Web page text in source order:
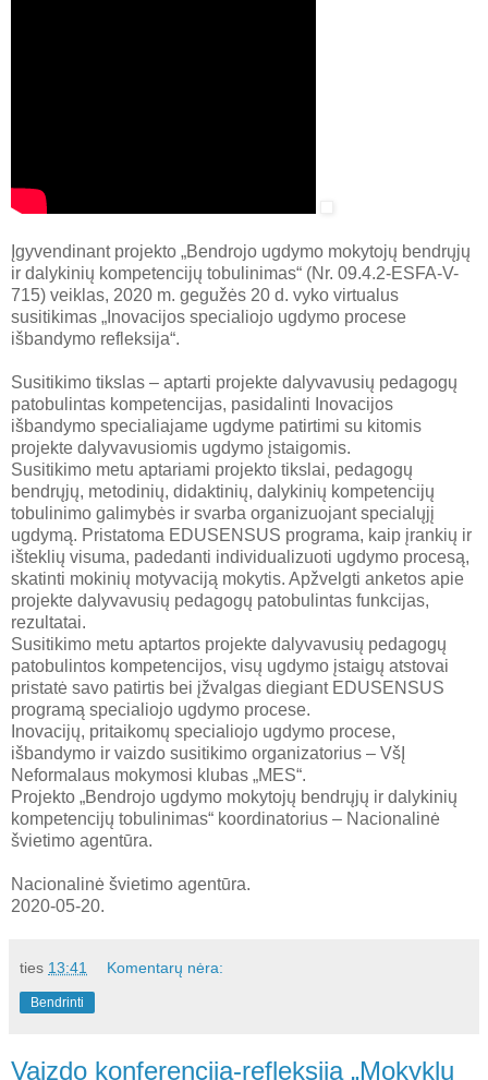
Įgyvendinant projekto „Bendrojo ugdymo mokytojų bendrųjų
ir dalykinių kompetencijų tobulinimas“ (Nr. 09.4.2-ESFA-V-
715) veiklas, 2020 m. gegužės 20 d. vyko virtualus
susitikimas „Inovacijos specialiojo ugdymo procese
išbandymo refleksija“.
Susitikimo tikslas – aptarti projekte dalyvavusių pedagogų
patobulintas kompetencijas, pasidalinti Inovacijos
išbandymo specialiajame ugdyme patirtimi su kitomis
projekte dalyvavusiomis ugdymo įstaigomis.
Susitikimo metu aptariami projekto tikslai, pedagogų
bendrųjų, metodinių, didaktinių, dalykinių kompetencijų
tobulinimo galimybės ir svarba organizuojant specialųjį
ugdymą. Pristatoma EDUSENSUS programa, kaip įrankių ir
išteklių visuma, padedanti individualizuoti ugdymo procesą,
skatinti mokinių motyvaciją mokytis. Apžvelgti anketos apie
projekte dalyvavusių pedagogų patobulintas funkcijas,
rezultatai.
Susitikimo metu aptartos projekte dalyvavusių pedagogų
patobulintos kompetencijos, visų ugdymo įstaigų atstovai
pristatė savo patirtis bei įžvalgas diegiant EDUSENSUS
programą specialiojo ugdymo procese.
Inovacijų, pritaikomų specialiojo ugdymo procese,
išbandymo ir vaizdo susitikimo organizatorius – VšĮ
Neformalaus mokymosi klubas „MES“.
Projekto „Bendrojo ugdymo mokytojų bendrųjų ir dalykinių
kompetencijų tobulinimas“ koordinatorius – Nacionalinė
švietimo agentūra.
Nacionalinė švietimo agentūra.
2020-05-20.
ties 13:41 Komentarų nėra:
Bendrinti
Vaizdo konferencija-refleksija „Mokyklų